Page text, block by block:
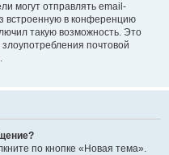
могут отправлять email-
встроенную в конференцию
такую возможность. Это
почтовой
по кнопке «Новая тема».